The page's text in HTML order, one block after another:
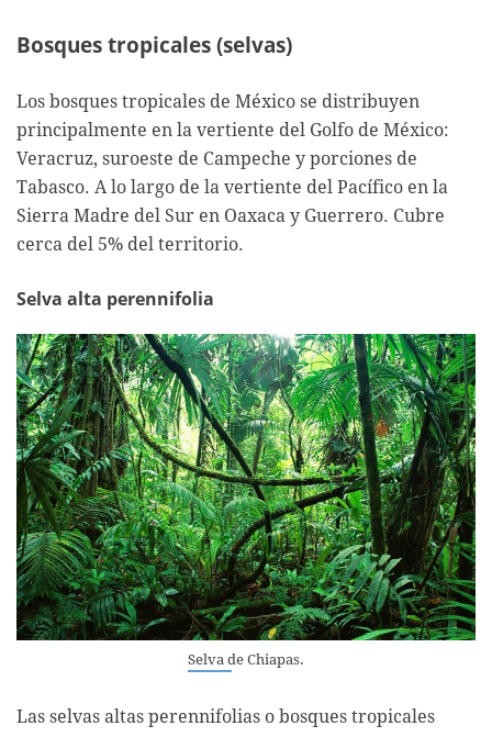
Bosques tropicales (selvas)
Los bosques tropicales de México se distribuyen
principalmente en la vertiente del Golfo de México:
Veracruz, suroeste de Campeche y porciones de
Tabasco. A lo largo de la vertiente del Pacífico en la
Sierra Madre del Sur en Oaxaca y Guerrero. Cubre
cerca del 5% del territorio.
Selva alta perennifolia
Selva de Chiapas.
Las selvas altas perennifolias o bosques tropicales